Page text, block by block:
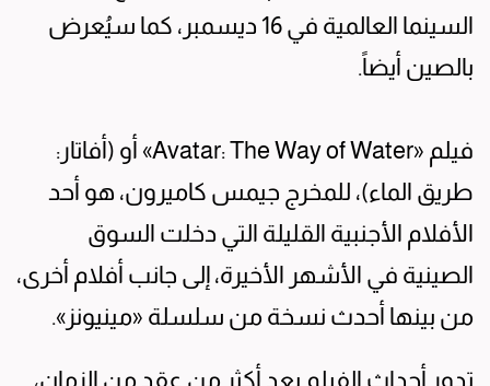
السينما العالمية في 16 ديسمبر، كما سيُعرض
بالصين أيضاً.
فيلم «Avatar: The Way of Water» أو (أفاتار:
طريق الماء)، للمخرج جيمس كاميرون، هو أحد
الأفلام الأجنبية القليلة التي دخلت السوق
الصينية في الأشهر الأخيرة، إلى جانب أفلام أخرى،
من بينها أحدث نسخة من سلسلة «مينيونز».
تدور أحداث الفيلم بعد أكثر من عقد من الزمان،